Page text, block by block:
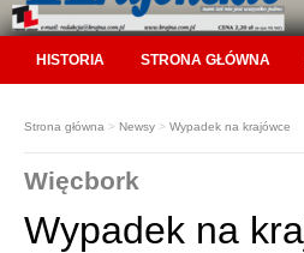
HISTORIA STRONA GŁÓWNA
Strona główna > Newsy > Wypadek na krajówce
Więcbork
Wypadek na